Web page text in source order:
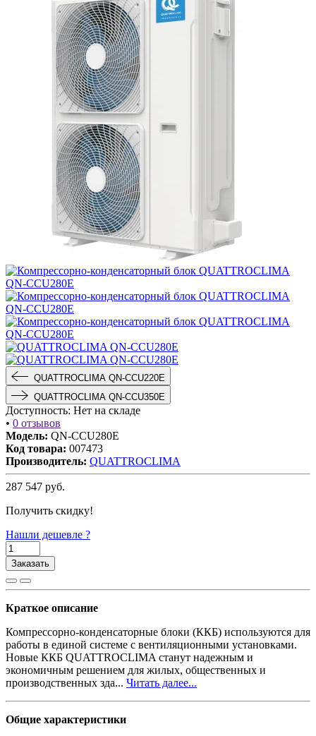
QUATTROCLIMA QN-CCU220E
QUATTROCLIMA QN-CCU350E
Доступность: Нет на складе
• 0 отзывов
Модель: QN-CCU280E
Код товара: 007473
Производитель: QUATTROCLIMA
287 547 руб.
Получить скидку!
Нашли дешевле ?
Заказать
Краткое описание
Компрессорно-конденсаторные блоки (ККБ) используются для
работы в единой системе с вентиляционными установками.
Новые ККБ QUATTROCLIMA станут надежным и
экономичным решением для жилых, общественных и
производственных зда... Читать далее...
Общие характеристики